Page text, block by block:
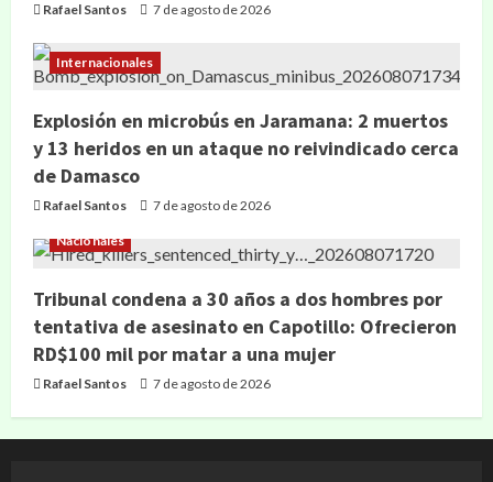
Rafael Santos 7 de agosto de 2026
Internacionales
Explosión en microbús en Jaramana: 2 muertos
y 13 heridos en un ataque no reivindicado cerca
de Damasco
Rafael Santos 7 de agosto de 2026
Nacionales
Tribunal condena a 30 años a dos hombres por
tentativa de asesinato en Capotillo: Ofrecieron
RD$100 mil por matar a una mujer
Rafael Santos 7 de agosto de 2026